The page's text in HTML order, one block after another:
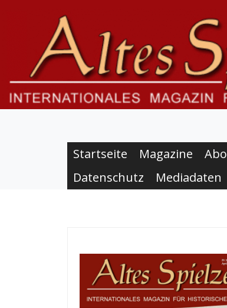
Startseite Magazine Abo
Datenschutz
Mediadaten